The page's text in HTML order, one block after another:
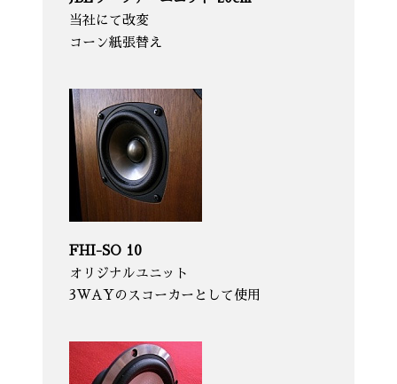
当社にて改変
コーン紙張替え
FHI-SO 10
オリジナルユニット
3WAYのスコーカーとして使用